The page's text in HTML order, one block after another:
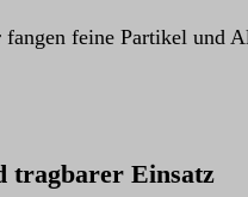
feine Partikel und
tragbarer Einsatz